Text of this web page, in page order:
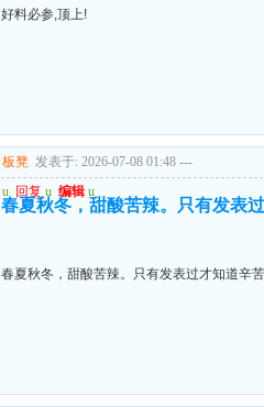
好料必参,顶上!
板凳 发表于: 2026-07-08 01:48 ---
u 回复 u 编辑 u
春夏秋冬，甜酸苦辣。只有发表
春夏秋冬，甜酸苦辣。只有发表过才知道辛